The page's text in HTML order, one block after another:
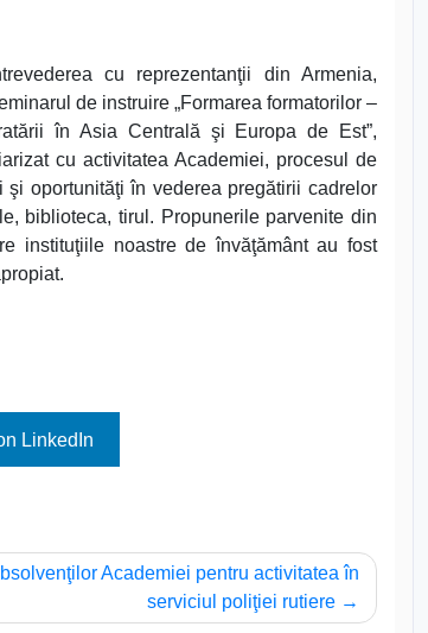
cu reprezentanţii din Armenia,
de instruire „Formarea formatorilor –
în Asia Centrală şi Europa de Est”,
cu activitatea Academiei, procesul de
oportunităţi în vederea pregătirii cadrelor
biblioteca, tirul. Propunerile parvenite din
instituţiile noastre de învăţământ au fost
LinkedIn
Academiei pentru activitatea în
serviciul poliţiei rutiere